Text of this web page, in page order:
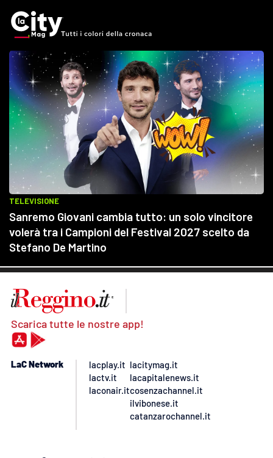
Scarica tutte le nostre app!
LaC Network
lacplay.it
lactv.it
laconair.it
lacitymag.it
lacapitalenews.it
cosenzachannel.it
ilvibonese.it
catanzarochannel.it